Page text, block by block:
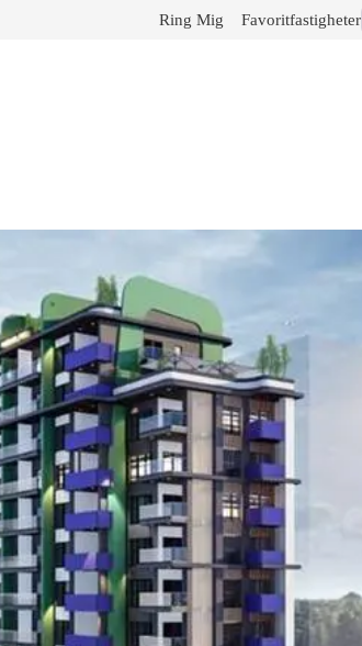
Ring Mig Favoritfastigheter